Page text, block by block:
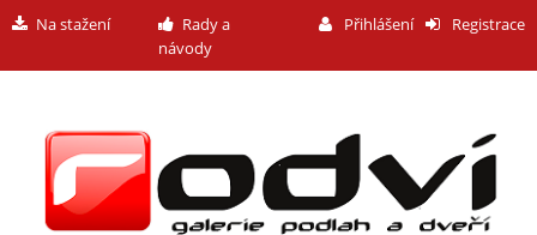
Registrace
Přihlášení
Na stažení
Rady a
návody